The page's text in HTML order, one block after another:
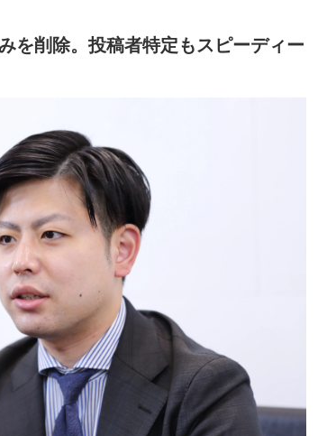
を削除。投稿者特定もスピーディー